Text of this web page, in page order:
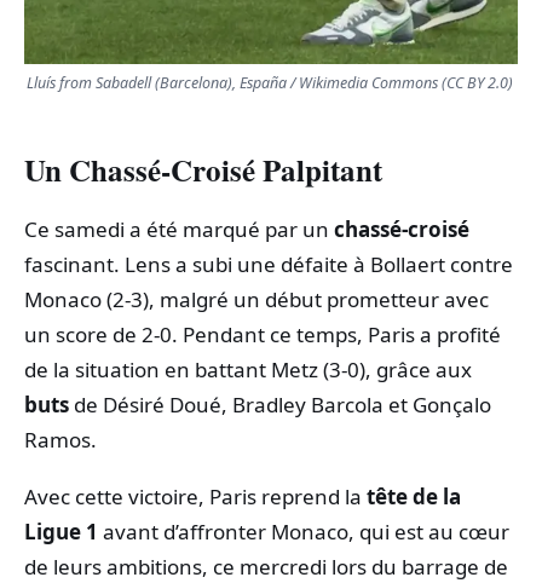
Lluís from Sabadell (Barcelona), España / Wikimedia Commons (CC BY 2.0)
Un Chassé-Croisé Palpitant
Ce samedi a été marqué par un chassé-croisé
fascinant. Lens a subi une défaite à Bollaert contre
Monaco (2-3), malgré un début prometteur avec
un score de 2-0. Pendant ce temps, Paris a profité
de la situation en battant Metz (3-0), grâce aux
buts de Désiré Doué, Bradley Barcola et Gonçalo
Ramos.
Avec cette victoire, Paris reprend la tête de la
Ligue 1 avant d’affronter Monaco, qui est au cœur
de leurs ambitions, ce mercredi lors du barrage de